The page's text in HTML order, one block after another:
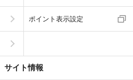
ポイント表示設定
サイト情報